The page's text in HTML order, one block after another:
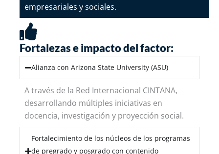
empresariales y sociales.
Fortalezas e impacto del factor:
Alianza con Arizona State University (ASU)
A través de la Red Internacional CINTANA,
desarrollando múltiples iniciativas en
docencia, investigación y proyección social.
Fortalecimiento de los núcleos de los programas
de pregrado y posgrado con contenido